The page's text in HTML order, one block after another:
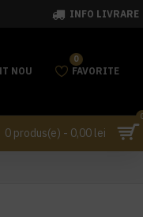
INFO LIVRARE
NOU FAVORITE
0
0 produs(e) - 0,00 lei